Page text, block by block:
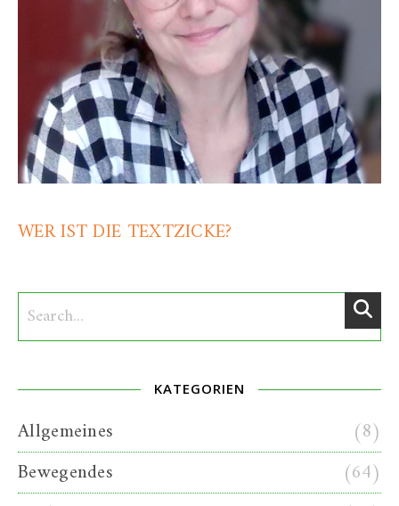
WER IST DIE TEXTZICKE?
KATEGORIEN
Allgemeines
(8)
Bewegendes
(64)